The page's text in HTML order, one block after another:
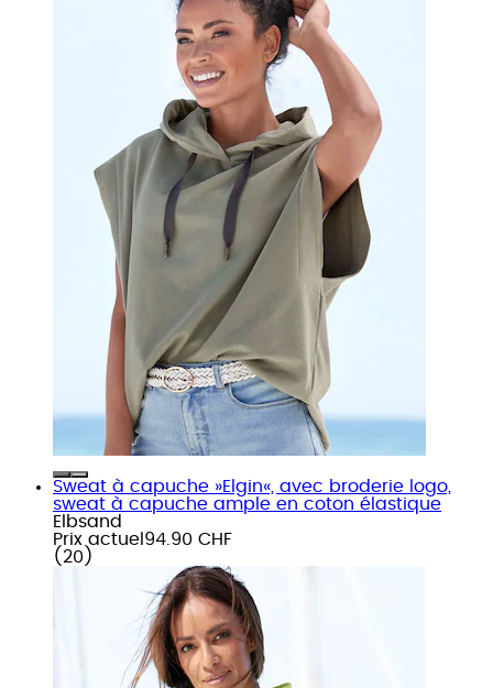
Sweat à capuche »Elgin«, avec broderie logo,
sweat à capuche ample en coton élastique
Elbsand
Prix actuel 94.90 CHF
( 20 )